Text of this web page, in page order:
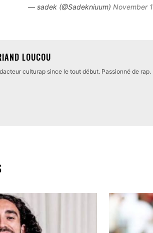
— sadek (@Sadekniuum) November
LOUCOU
culturap since le tout début. Passionné de rap.